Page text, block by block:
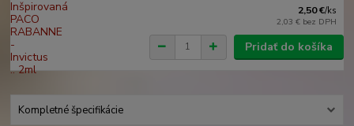
2,50 €/ks
2,03 € bez DPH
Pridať do košíka
Kompletné špecifikácie